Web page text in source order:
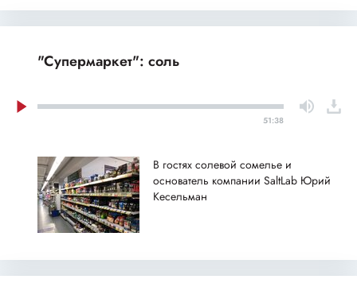
"Супермаркет": соль
51:38
В гостях солевой сомелье и
основатель компании SaltLab Юрий
Кесельман